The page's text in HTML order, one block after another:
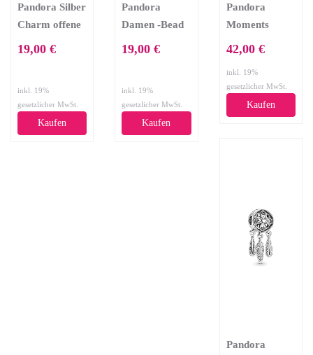
Pandora Silber
Charm offene
19,00 €
inkl. 19%
gesetzlicher MwSt.
Kaufen
Pandora
Damen -Bead
Sterlingsilber
19,00 €
inkl. 19%
gesetzlicher MwSt.
Kaufen
Pandora
Moments
Scroll Damen
Charm
Anhänger 925
Sterlingsilber
42,00 €
inkl. 19%
gesetzlicher MwSt.
Kaufen
Pandora